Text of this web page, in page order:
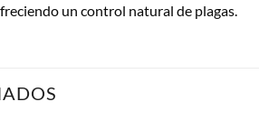
un control natural de plagas.